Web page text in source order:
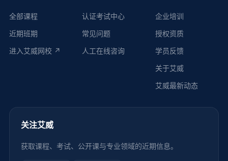
全部课程
近期班期
进入艾威网校 ↗
认证考试中心
常见问题
人工在线咨询
企业培训
授权资质
学员反馈
关于艾威
艾威最新动态
关注艾威
获取课程、考试、公开课与专业领域的近期信息。